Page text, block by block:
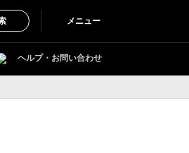
メニュー
ヘルプ・お問い合わせ